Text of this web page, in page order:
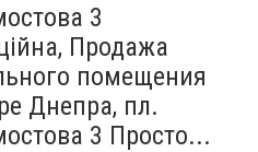
3
Продажа
помещения
Днепра, пл.
3 Просто...